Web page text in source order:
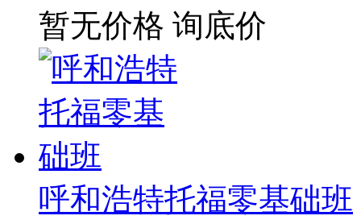
暂无价格 询底价
呼和浩特托福零基础班